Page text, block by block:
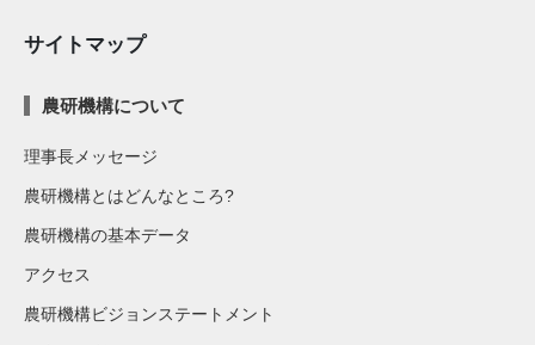
サイトマップ
農研機構について
理事長メッセージ
農研機構とはどんなところ?
農研機構の基本データ
アクセス
農研機構ビジョンステートメント